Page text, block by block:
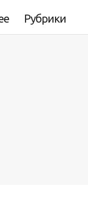
Рубрики